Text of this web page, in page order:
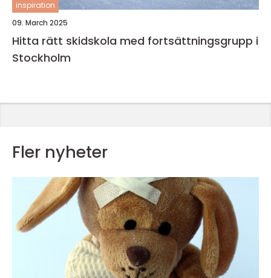
inspiration
09. March 2025
Hitta rätt skidskola med fortsättningsgrupp i
Stockholm
Fler nyheter